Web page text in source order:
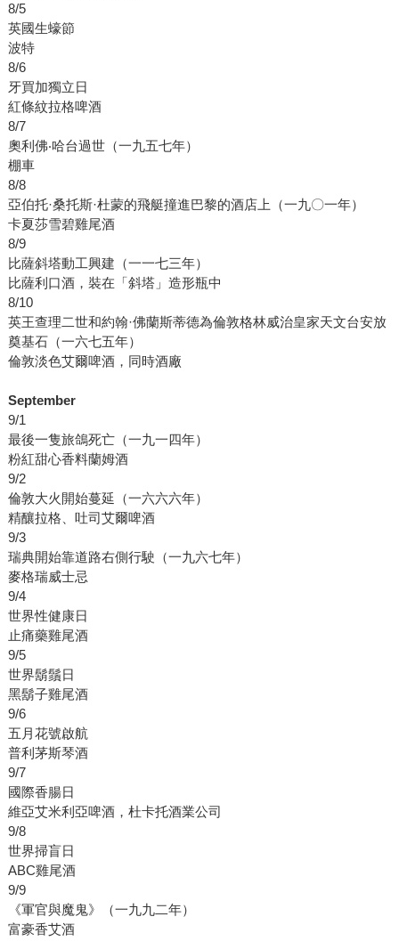
8/5
英國生蠔節
波特
8/6
牙買加獨立日
紅條紋拉格啤酒
8/7
奧利佛‧哈台過世（一九五七年）
棚車
8/8
亞伯托·桑托斯·杜蒙的飛艇撞進巴黎的酒店上（一九〇一年）
卡夏莎雪碧雞尾酒
8/9
比薩斜塔動工興建（一一七三年）
比薩利口酒，裝在「斜塔」造形瓶中
8/10
英王查理二世和約翰·佛蘭斯蒂德為倫敦格林威治皇家天文台安放
奠基石（一六七五年）
倫敦淡色艾爾啤酒，同時酒廠
September
9/1
最後一隻旅鴿死亡（一九一四年）
粉紅甜心香料蘭姆酒
9/2
倫敦大火開始蔓延（一六六六年）
精釀拉格、吐司艾爾啤酒
9/3
瑞典開始靠道路右側行駛（一九六七年）
麥格瑞威士忌
9/4
世界性健康日
止痛藥雞尾酒
9/5
世界鬍鬚日
黑鬍子雞尾酒
9/6
五月花號啟航
普利茅斯琴酒
9/7
國際香腸日
維亞艾米利亞啤酒，杜卡托酒業公司
9/8
世界掃盲日
ABC雞尾酒
9/9
《軍官與魔鬼》（一九九二年）
富豪香艾酒